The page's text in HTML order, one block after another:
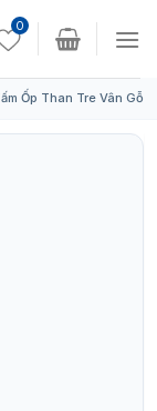
0
Ốp Than Tre Vân Gỗ